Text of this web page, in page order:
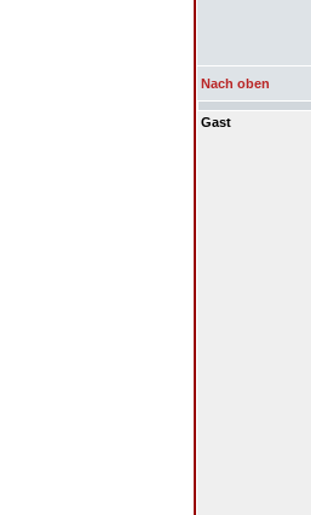
Nach oben
Gast